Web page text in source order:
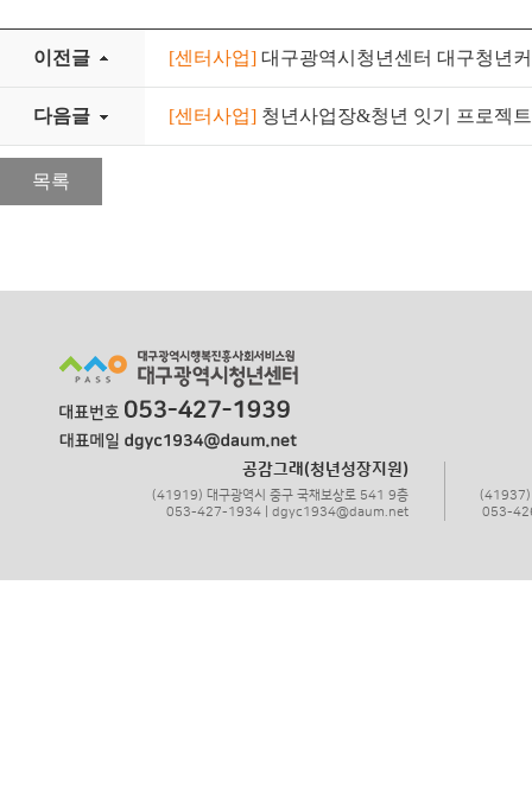
이전글 [센터사업] 대구광역시청년센터 대구청년
다음글 [센터사업] 청년사업장&청년 잇기 프로젝
목록
공감그래(청년성장지원)
(41919) 대구광역시 중구 국채보상로 541 9층
053-427-1934 | dgyc1934@daum.net
(41937)
053-